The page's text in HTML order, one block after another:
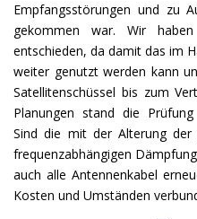
Empfangsstörungen und zu
gekommen war. Wir
entschieden, da damit das im
weiter genutzt werden kann
Satellitenschüssel bis zum
Planungen stand die
Sind die mit der Alterung der
frequenzabhängigen
auch alle Antennenkabel
Kosten und Umständen